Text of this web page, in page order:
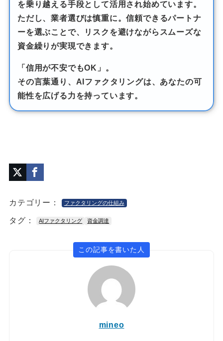
を乗り越える手段として活用され始めています。
ただし、業者選びは慎重に。信頼できるパートナ
ーを選ぶことで、リスクを避けながらスムーズな
資金繰りが実現できます。
「信用が不安でもOK」。
その言葉通り、 AIファクタリングは、あなたの可
能性を広げる力を持っています。
カテゴリー： ファクタリングの仕組み
タグ： AIファクタリング 資金調達
この記事を書いた人
mineo